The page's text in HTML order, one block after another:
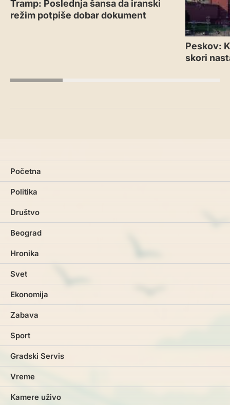
Tramp: Poslednja šansa da iranski
režim potpiše dobar dokument
Peskov:
skori
Početna
Politika
Društvo
Beograd
Hronika
Svet
Ekonomija
Zabava
Sport
Gradski Servis
Vreme
Kamere uživo